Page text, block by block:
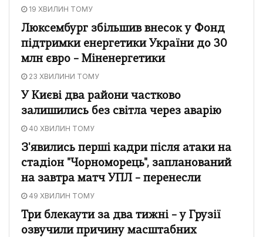
19 ХВИЛИН ТОМУ
Люксембург збільшив внесок у Фонд
підтримки енергетики України до 30
млн євро – Міненергетики
23 ХВИЛИНИ ТОМУ
У Києві два райони частково
залишились без світла через аварію
40 ХВИЛИН ТОМУ
З'явились перші кадри після атаки на
стадіон "Чорноморець", запланований
на завтра матч УПЛ – перенесли
49 ХВИЛИН ТОМУ
Три блекаути за два тижні – у Грузії
озвучили причину масштабних